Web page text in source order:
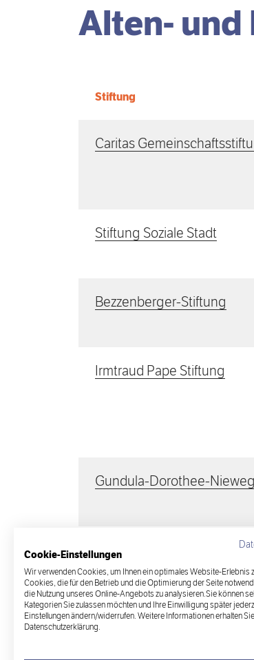
Alten- und
Stiftung
Caritas
Stiftung Soziale Stadt
Bezzenberger-Stiftung
Irmtraud Pape Stiftung
Gundula-Dorothee-
Alle Stiftungen
Cookie-Einstellungen
Wir verwenden Cookies, um Ihnen ein optimales Website-Erlebnis
Cookies, die für den Betrieb und die Optimierung der Seite
die Nutzung unseres Online-Angebots zu analysieren.Sie können
Kategorien Sie zulassen möchten und Ihre Einwilligung später
Einstellungen ändern/widerrufen. Weitere Informationen erhalten
Datenschutzerklärung.